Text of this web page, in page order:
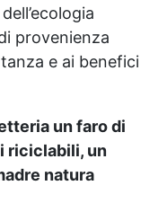
provenienza
e ai benefici
un faro di
riciclabili, un
natura